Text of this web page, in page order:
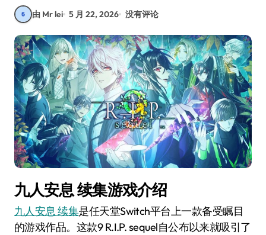
由 Mr lei 5 月 22, 2026 没有评论
九人安息 续集游戏介绍
九人安息 续集是任天堂Switch平台上一款备受瞩目
的游戏作品。这款9 R.I.P. sequel自公布以来就吸引了